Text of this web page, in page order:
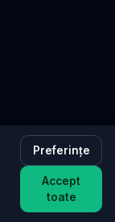
Preferințe
Accept
toate